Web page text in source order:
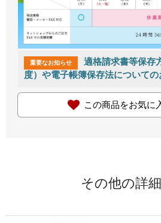
重要なお知らせ
適格請求書等保存
度）や電子帳簿保存法について
この商品をお気に
その他の詳